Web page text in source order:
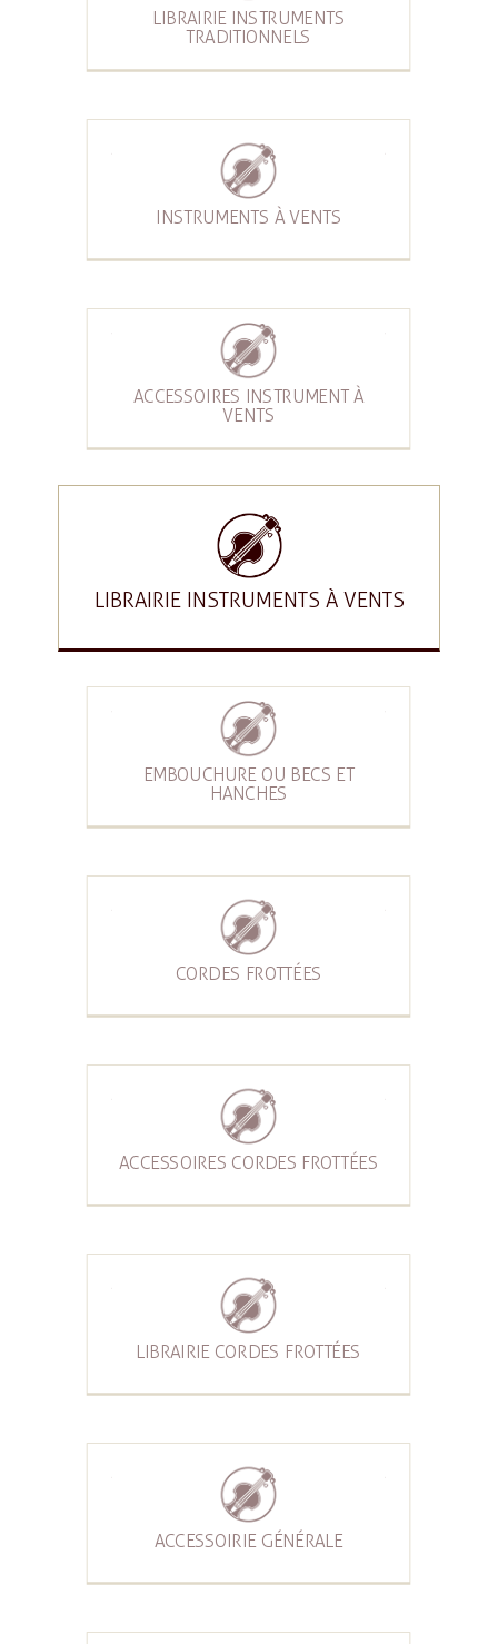
LIBRAIRIE INSTRUMENTS
TRADITIONNELS
INSTRUMENTS À VENTS
ACCESSOIRES INSTRUMENT À
VENTS
LIBRAIRIE INSTRUMENTS À VENTS
EMBOUCHURE OU BECS ET
HANCHES
CORDES FROTTÉES
ACCESSOIRES CORDES FROTTÉES
LIBRAIRIE CORDES FROTTÉES
ACCESSOIRIE GÉNÉRALE